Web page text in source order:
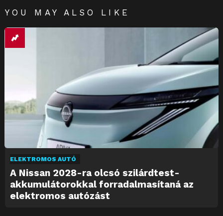
YOU MAY ALSO LIKE
ELEKTROMOS AUTÓ
A Nissan 2028-ra olcsó szilárdtest-
akkumulátorokkal forradalmasítaná az
elektromos autózást